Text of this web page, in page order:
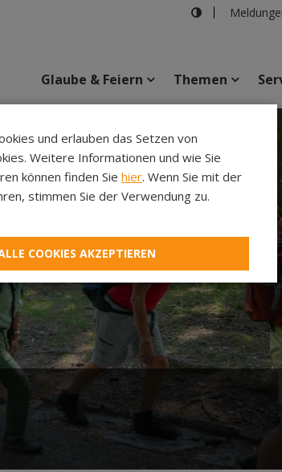
Glaube & Feiern Themen
und erlauben das Setzen von
Weitere Informationen und wie Sie
können finden Sie hier. Wenn Sie mit der
stimmen Sie der Verwendung zu.
COOKIES AKZEPTIEREN